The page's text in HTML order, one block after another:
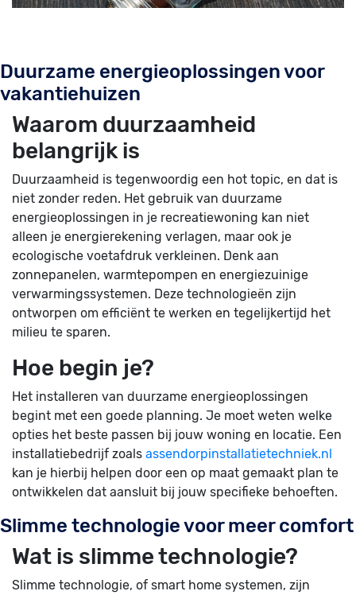
Duurzame energieoplossingen voor
vakantiehuizen
Waarom duurzaamheid
belangrijk is
Duurzaamheid is tegenwoordig een hot topic, en dat is
niet zonder reden. Het gebruik van duurzame
energieoplossingen in je recreatiewoning kan niet
alleen je energierekening verlagen, maar ook je
ecologische voetafdruk verkleinen. Denk aan
zonnepanelen, warmtepompen en energiezuinige
verwarmingssystemen. Deze technologieën zijn
ontworpen om efficiënt te werken en tegelijkertijd het
milieu te sparen.
Hoe begin je?
Het installeren van duurzame energieoplossingen
begint met een goede planning. Je moet weten welke
opties het beste passen bij jouw woning en locatie. Een
installatiebedrijf zoals assendorpinstallatietechniek.nl
kan je hierbij helpen door een op maat gemaakt plan te
ontwikkelen dat aansluit bij jouw specifieke behoeften.
Slimme technologie voor meer comfort
Wat is slimme technologie?
Slimme technologie, of smart home systemen, zijn